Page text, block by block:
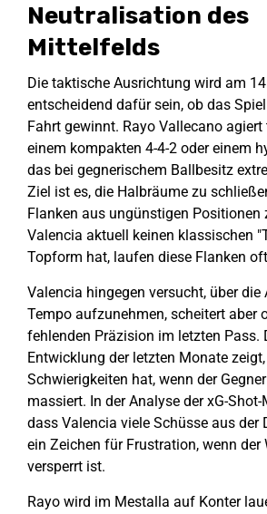
Neutralisation des
Mittelfelds
Die taktische Ausrichtung wird am
entscheidend dafür sein, ob das
Fahrt gewinnt. Rayo Vallecano
einem kompakten 4-4-2 oder einem
das bei gegnerischem Ballbesitz
Ziel ist es, die Halbräume zu
Flanken aus ungünstigen Positionen
Valencia aktuell keinen klassischen
Topform hat, laufen diese Flanken
Valencia hingegen versucht, über die
Tempo aufzunehmen, scheitert aber
fehlenden Präzision im letzten Pass.
Entwicklung der letzten Monate
Schwierigkeiten hat, wenn der
massiert. In der Analyse der xG-
dass Valencia viele Schüsse aus der
ein Zeichen für Frustration, wenn der
versperrt ist.
Rayo wird im Mestalla auf Konter